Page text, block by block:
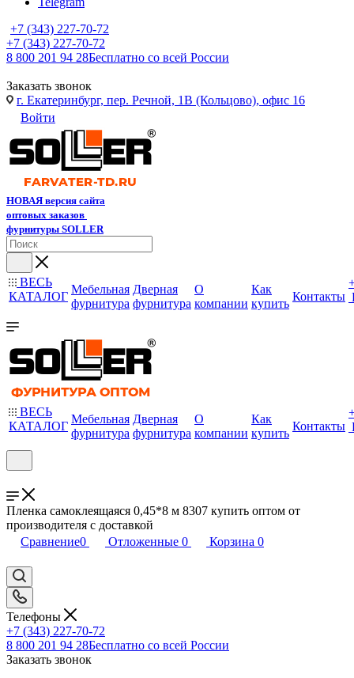
+7 (343) 227-70-72
+7 (343) 227-70-72
8 800 201 94 28Бесплатно со всей России
Заказать звонок
г. Екатеринбург, пер. Речной, 1В (Кольцово), офис 16
Войти
НОВАЯ версия сайта
оптовых заказов
фурнитуры SOLLER
ВЕСЬ
КАТАЛОГ
Мебельная
фурнитура
Дверная
фурнитура
О
компании
Как
купить
Контакты
ВЕСЬ
КАТАЛОГ
Мебельная
фурнитура
Дверная
фурнитура
О
компании
Как
купить
Контакты
Пленка самоклеящаяся 0,45*8 м 8307 купить оптом от
производителя с доставкой
Сравнение0 Отложенные 0 Корзина 0
Телефоны
+7 (343) 227-70-72
8 800 201 94 28Бесплатно со всей России
Заказать звонок